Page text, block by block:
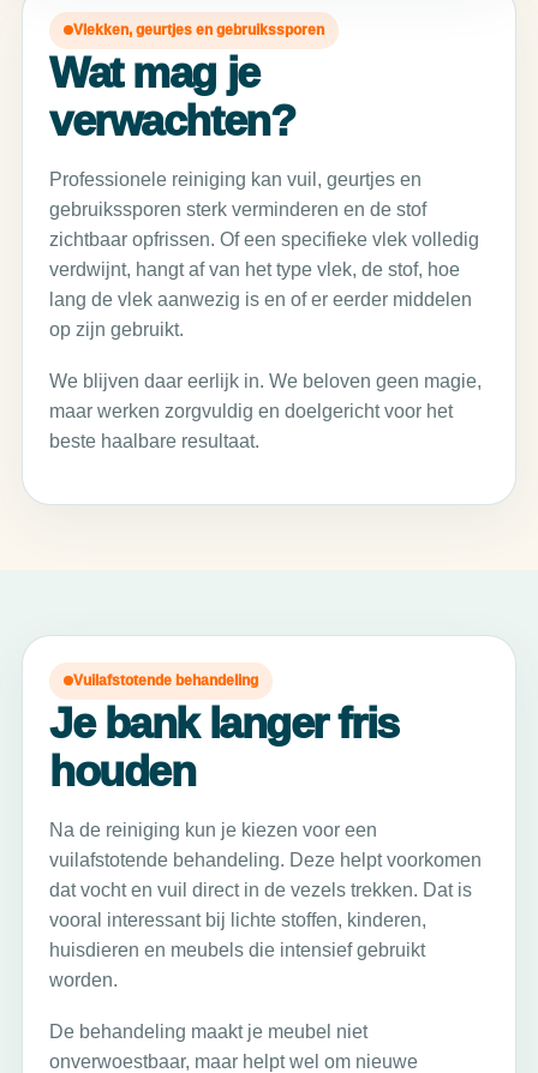
Vlekken, geurtjes en gebruikssporen
Wat mag je
verwachten?
Professionele reiniging kan vuil, geurtjes en
gebruikssporen sterk verminderen en de stof
zichtbaar opfrissen. Of een specifieke vlek volledig
verdwijnt, hangt af van het type vlek, de stof, hoe
lang de vlek aanwezig is en of er eerder middelen
op zijn gebruikt.
We blijven daar eerlijk in. We beloven geen magie,
maar werken zorgvuldig en doelgericht voor het
beste haalbare resultaat.
Vuilafstotende behandeling
Je bank langer fris
houden
Na de reiniging kun je kiezen voor een
vuilafstotende behandeling. Deze helpt voorkomen
dat vocht en vuil direct in de vezels trekken. Dat is
vooral interessant bij lichte stoffen, kinderen,
huisdieren en meubels die intensief gebruikt
worden.
De behandeling maakt je meubel niet
onverwoestbaar, maar helpt wel om nieuwe